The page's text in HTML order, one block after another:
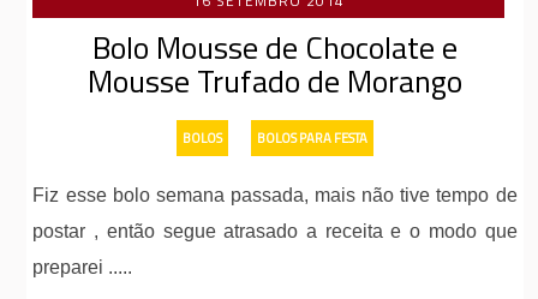
Bolo Mousse de Chocolate e
Mousse Trufado de Morango
BOLOS BOLOS PARA FESTA
Fiz esse bolo semana passada, mais não tive tempo de
postar , então segue atrasado a receita e o modo que
preparei .....